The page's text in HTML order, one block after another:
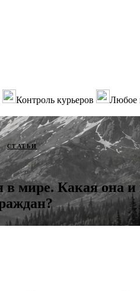
Контроль курьеров
Любое
СТАТЬИ
мире. Какая она и